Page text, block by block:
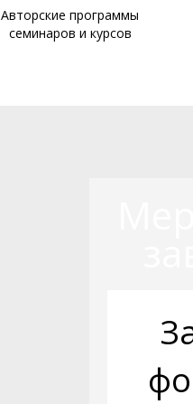
Авторские программы
семинаров и курсов